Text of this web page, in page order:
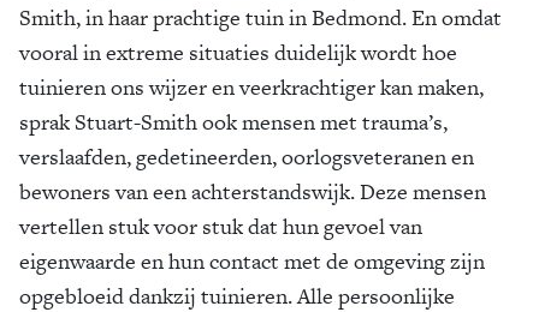
Smith, in haar prachtige tuin in Bedmond. En omdat
vooral in extreme situaties duidelijk wordt hoe
tuinieren ons wijzer en veerkrachtiger kan maken,
sprak Stuart-Smith ook mensen met trauma’s,
verslaafden, gedetineerden, oorlogsveteranen en
bewoners van een achterstandswijk. Deze mensen
vertellen stuk voor stuk dat hun gevoel van
eigenwaarde en hun contact met de omgeving zijn
opgebloeid dankzij tuinieren. Alle persoonlijke